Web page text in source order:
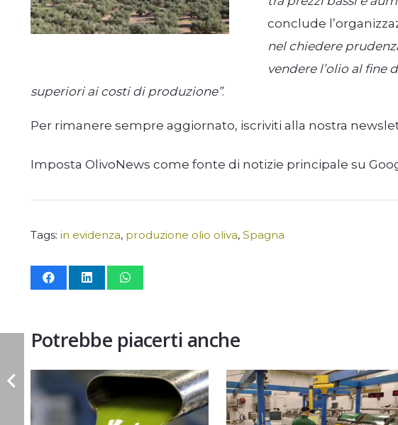
conclude
nel chiedere
vendere l’olio al fine
superiori ai costi di produzione”.
Per rimanere sempre aggiornato, iscriviti alla nostra
Imposta OlivoNews come fonte di notizie principale su
Tags: in evidenza, produzione olio oliva, Spagna
Potrebbe piacerti anche